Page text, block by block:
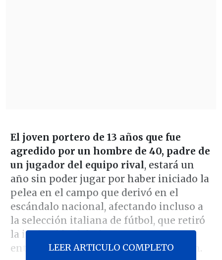
El joven portero de 13 años que fue
agredido por un hombre de 40, padre de
un jugador del equipo rival, estará un
año sin poder jugar por haber iniciado la
pelea en el campo que derivó en el
escándalo nacional, afectando incluso a
la selección italiana de fútbol, que retiró
la invitación del niño a un
entrenamiento tras conocer la sanción.
LEER ARTICULO COMPLETO